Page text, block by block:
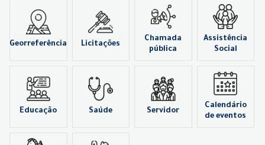
Georreferência Licitações
Chamada
pública
Assistência
Social
Educação Saúde Servidor
Calendário
de eventos